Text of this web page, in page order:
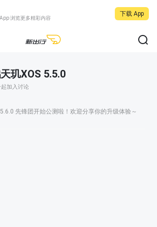
浏览更多精彩内容
下载 App
玑XOS 5.5.0
起加入讨论
先锋团开始公测啦！欢迎分享你的升级体验～